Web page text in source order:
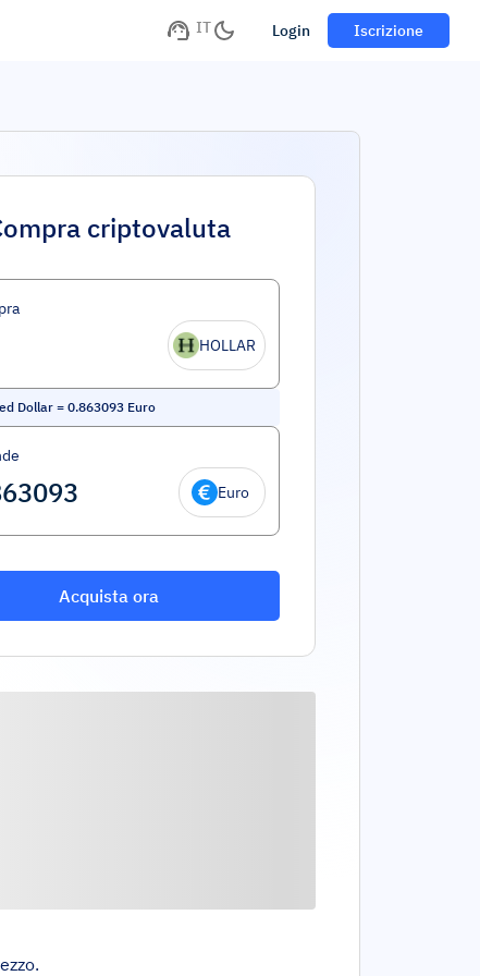
IT Login Iscrizione
criptovaluta
HOLLAR
Dollar= 0.863093 Euro
Euro
Acquista ora